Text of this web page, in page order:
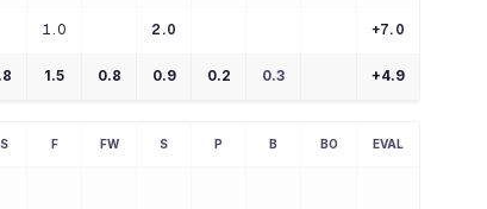
1.0 2.0 +7.0
1.5 0.8 0.9 0.2 0.3 +4.9
F FW S P B BO
EVAL